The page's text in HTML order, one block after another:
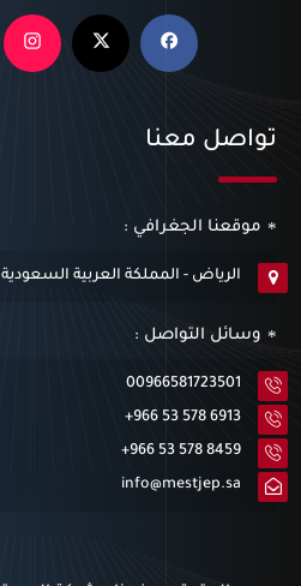
تواصل معنا
موقعنا الجغرافي :
الرياض - المملكة العربية السعودية
وسائل التواصل :
00966581723501
+966 53 578 6913
+966 53 578 8459
info@mestjep.sa